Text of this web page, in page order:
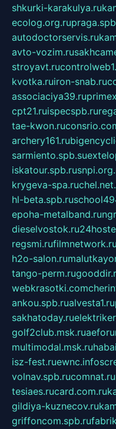
shkurki-karakulya.ru
ecolog.org.ru
autodoctorservis.ru
avto-vozim.ru
stroyavt.ru
kvotka.ruiron-snab.ru
associaciya39.ru
cpt21.ruispecspb.ru
tae-kwon.ru
archery161.ru
sarmiento.spb.su
iskatour.spb.ru
krygeva-spa.ru
hl-beta.spb.ru
epoha-metalband.ru
dieselvostok.ru
regsmi.rufilmnetwork.ru
h2o-salon.ru
tango-perm.ru
webkrasotki.com
ankou.spb.rualvesta1.ru
sakhatoday.ru
golf2club.msk.ru
multimodal.msk.ru
isz-fest.ruewnc.info
volnav.spb.rucomnat.ru
tesiaes.rucard.com.ru
gildiya-kuznecov.ru
griffoncom.spb.ru